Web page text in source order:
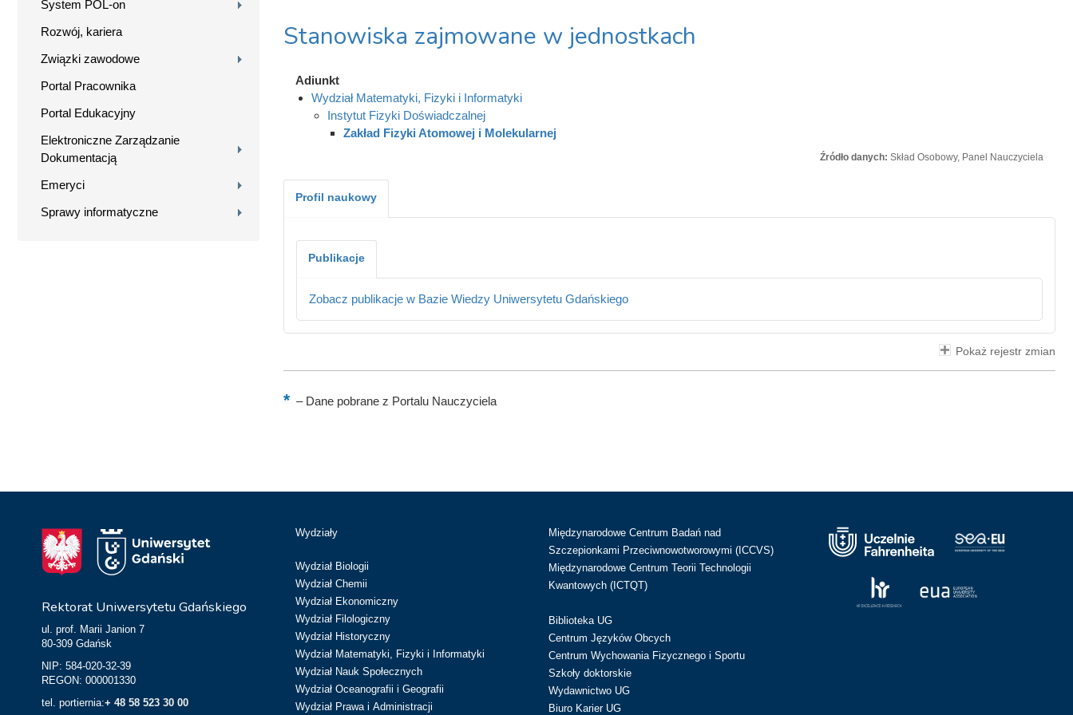
System POL-on
Rozwój, kariera
Związki zawodowe
Portal Pracownika
Portal Edukacyjny
Elektroniczne Zarządzanie
Dokumentacją
Emeryci
Sprawy informatyczne
Stanowiska zajmowane w jednostkach
Adiunkt
Wydział Matematyki, Fizyki i Informatyki
Instytut Fizyki Doświadczalnej
Zakład Fizyki Atomowej i Molekularnej
Źródło danych: Skład Osobowy, Panel Nauczyciela
Profil naukowy
Publikacje
Zobacz publikacje w Bazie Wiedzy Uniwersytetu Gdańskiego
Pokaż rejestr zmian
–Dane pobrane z Portalu Nauczyciela
Rektorat Uniwersytetu Gdańskiego
ul. prof. Marii Janion 7
80-309 Gdańsk
NIP: 584-020-32-39
REGON: 000001330
tel. portiernia:+ 48 58 523 30 00
Wydziały
Wydział Biologii
Wydział Chemii
Wydział Ekonomiczny
Wydział Filologiczny
Wydział Historyczny
Wydział Matematyki, Fizyki i Informatyki
Wydział Nauk Społecznych
Wydział Oceanografii i Geografii
Wydział Prawa i Administracji
Międzynarodowe Centrum Badań nad
Szczepionkami Przeciwnowotworowymi (ICCVS)
Międzynarodowe Centrum Teorii Technologii
Kwantowych (ICTQT)
Biblioteka UG
Centrum Języków Obcych
Centrum Wychowania Fizycznego i Sportu
Szkoły doktorskie
Wydawnictwo UG
Biuro Karier UG